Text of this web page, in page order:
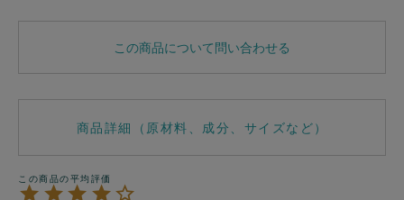
この商品について問い合わせる
商品詳細（原材料、成分、サイズなど）